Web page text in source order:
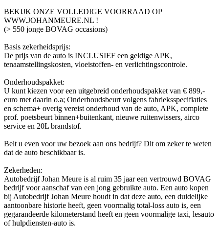
BEKIJK ONZE VOLLEDIGE VOORRAAD OP
WWW.JOHANMEURE.NL !
(> 550 jonge BOVAG occasions)
Basis zekerheidsprijs:
De prijs van de auto is INCLUSIEF een geldige APK,
tenaamstellingskosten, vloeistoffen- en verlichtingscontrole.
Onderhoudspakket:
U kunt kiezen voor een uitgebreid onderhoudspakket van € 899,-
euro met daarin o.a; Onderhoudsbeurt volgens fabrieksspecifiaties
en schema+ overig vereist onderhoud van de auto, APK, complete
prof. poetsbeurt binnen+buitenkant, nieuwe ruitenwissers, airco
service en 20L brandstof.
Belt u even voor uw bezoek aan ons bedrijf? Dit om zeker te weten
dat de auto beschikbaar is.
Zekerheden:
Autobedrijf Johan Meure is al ruim 35 jaar een vertrouwd BOVAG
bedrijf voor aanschaf van een jong gebruikte auto. Een auto kopen
bij Autobedrijf Johan Meure houdt in dat deze auto, een duidelijke
aantoonbare historie heeft, geen voormalig total-loss auto is, een
gegarandeerde kilometerstand heeft en geen voormalige taxi, lesauto
of hulpdiensten-auto is.